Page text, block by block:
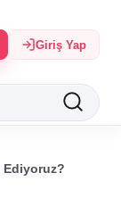
Giriş Yap
Ediyoruz?